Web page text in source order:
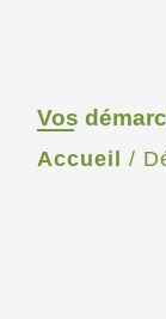
Vos
Accueil /